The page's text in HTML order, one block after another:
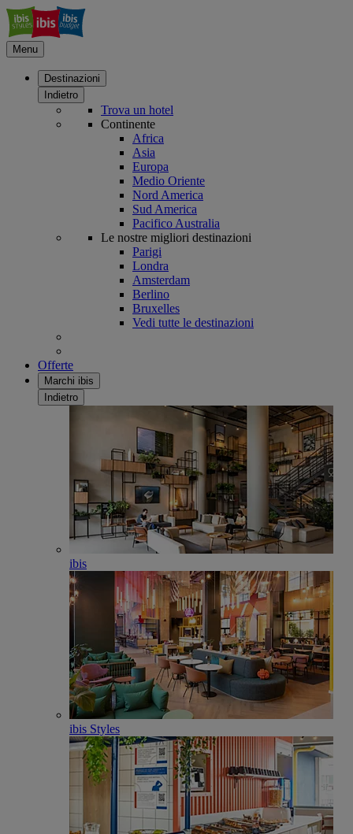
Menu
Destinazioni
Indietro
Trova un hotel
Continente
Africa
Asia
Europa
Medio Oriente
Nord America
Sud America
Pacifico Australia
Le nostre migliori destinazioni
Parigi
Londra
Amsterdam
Berlino
Bruxelles
Vedi tutte le destinazioni
Offerte
Marchi ibis
Indietro
ibis
ibis Styles